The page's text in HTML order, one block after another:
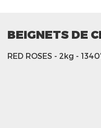
BEIGNETS DE
RED ROSES - 2kg -